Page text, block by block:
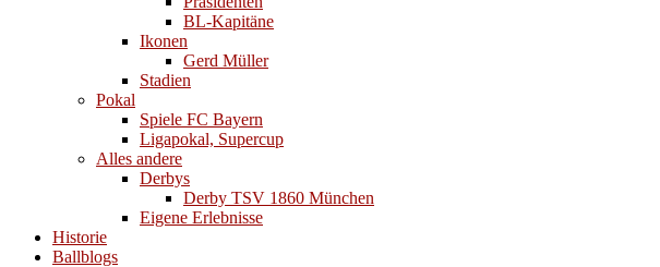
BL-Kapitäne
Ikonen
Gerd Müller
Stadien
Pokal
Spiele FC Bayern
Ligapokal, Supercup
Alles andere
Derbys
Derby TSV 1860 München
Eigene Erlebnisse
Historie
Ballblogs